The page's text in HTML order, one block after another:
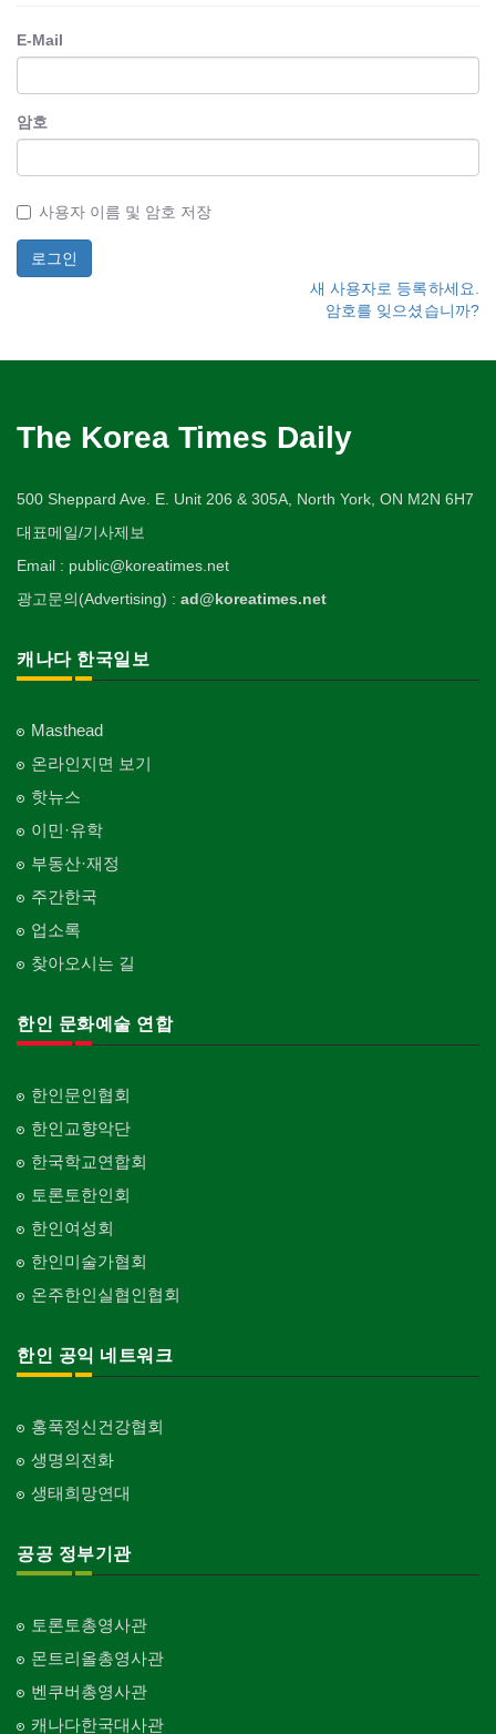
E-Mail
암호
사용자 이름 및 암호 저장
새 사용자로 등록하세요.
암호를 잊으셨습니까?
The Korea Times Daily
500 Sheppard Ave. E. Unit 206 & 305A, North York, ON M2N 6H7
대표메일/기사제보
Email : public@koreatimes.net
광고문의(Advertising) : ad@koreatimes.net
캐나다 한국일보
Masthead
온라인지면 보기
핫뉴스
이민·유학
부동산·재정
주간한국
업소록
찾아오시는 길
한인 문화예술 연합
한인문인협회
한인교향악단
한국학교연합회
토론토한인회
한인여성회
한인미술가협회
온주한인실협인협회
한인 공익 네트워크
홍푹정신건강협회
생명의전화
생태희망연대
공공 정부기관
토론토총영사관
몬트리올총영사관
벤쿠버총영사관
캐나다한국대사관